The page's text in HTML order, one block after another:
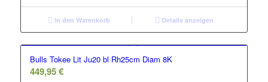
In den Warenkorb Details anzeigen
Bulls Tokee Lit Ju20 bl Rh25cm Diam 8K
449,95€